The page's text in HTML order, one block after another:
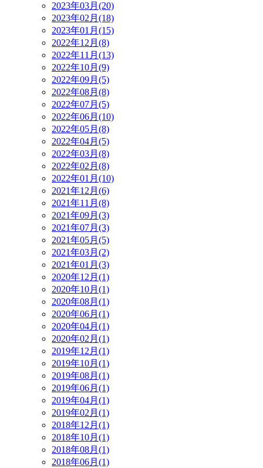
2023年03月(20)
2023年02月(18)
2023年01月(15)
2022年12月(8)
2022年11月(13)
2022年10月(9)
2022年09月(5)
2022年08月(8)
2022年07月(5)
2022年06月(10)
2022年05月(8)
2022年04月(5)
2022年03月(8)
2022年02月(8)
2022年01月(10)
2021年12月(6)
2021年11月(8)
2021年09月(3)
2021年07月(3)
2021年05月(5)
2021年03月(2)
2021年01月(3)
2020年12月(1)
2020年10月(1)
2020年08月(1)
2020年06月(1)
2020年04月(1)
2020年02月(1)
2019年12月(1)
2019年10月(1)
2019年08月(1)
2019年06月(1)
2019年04月(1)
2019年02月(1)
2018年12月(1)
2018年10月(1)
2018年08月(1)
2018年06月(1)